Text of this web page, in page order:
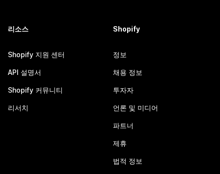
리소스
Shopify 지원 센터
API 설명서
Shopify 커뮤니티
리서치
Shopify
정보
채용 정보
투자자
언론 및 미디어
파트너
제휴
법적 정보